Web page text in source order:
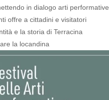
in dialogo arti performative
offre a cittadini e visitatori
e la storia di Terracina
la locandina